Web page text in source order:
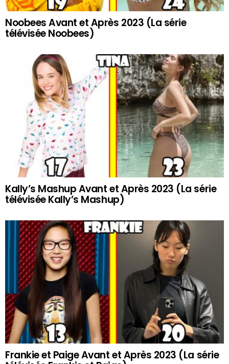
Noobees Avant et Après 2023 (La série
télévisée Noobees)
Kally’s Mashup Avant et Après 2023 (La série
télévisée Kally’s Mashup)
Frankie et Paige Avant et Après 2023 (La série